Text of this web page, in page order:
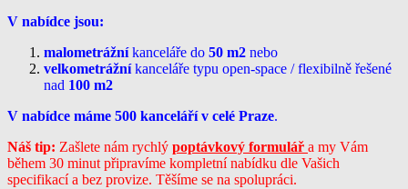
V nabídce jsou:
malometrážníkanceláře do 50 m2 nebo
velkometrážníkanceláře typu open-space / flexibilně řešené
nad 100 m2
V nabídce máme 500 kanceláří v celé Praze.
Náš tip: Zašlete nám rychlý poptávkový formulář a my Vám
během 30 minut připravíme kompletní nabídku dle Vašich
specifikací a bez provize. Těšíme se na spolupráci.